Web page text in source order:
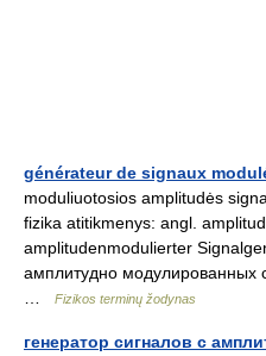
générateur de signaux
moduliuotosios amplitudės
fizika atitikmenys: angl.
amplitudenmodulierter
амплитудно модулированных
Fizikos terminų žodynas
генератор сигналов с